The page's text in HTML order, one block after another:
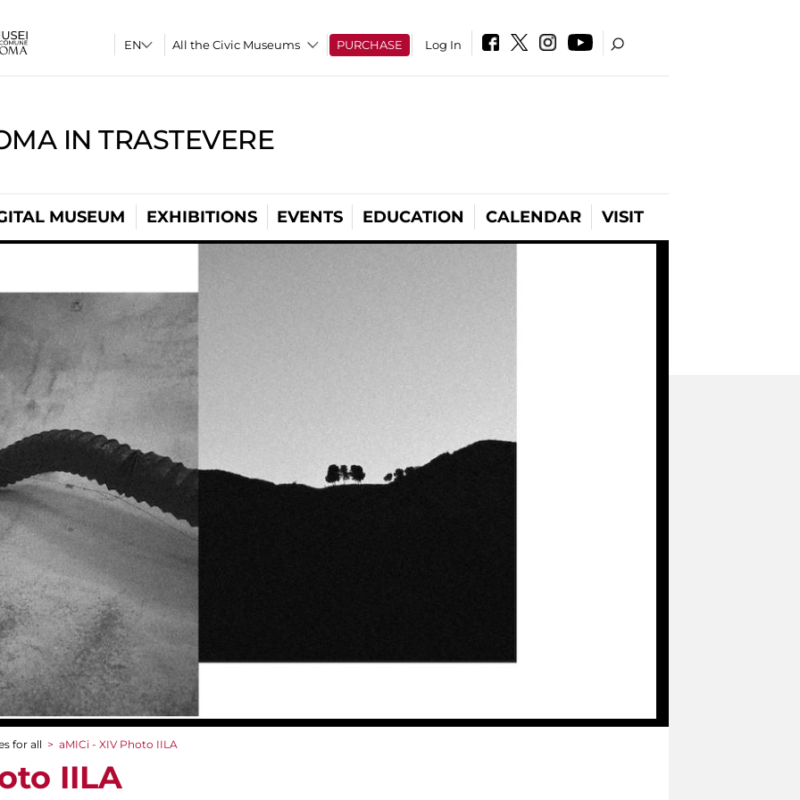
All the Civic Museums PURCHASE Log In
IN TRASTEVERE
MUSEUM EXHIBITIONS EVENTS EDUCATION CALENDAR VISIT
for all > aMICi - XIV Photo IILA
IILA